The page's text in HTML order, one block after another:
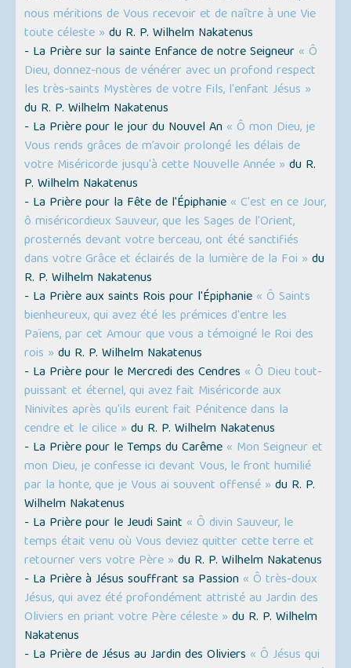
nous méritions de Vous recevoir et de naître à une Vie
toute céleste » du R. P. Wilhelm Nakatenus
- La Prière sur la sainte Enfance de notre Seigneur « Ô
Dieu, donnez-nous de vénérer avec un profond respect
les très-saints Mystères de votre Fils, l'enfant Jésus »
du R. P. Wilhelm Nakatenus
- La Prière pour le jour du Nouvel An « Ô mon Dieu, je
Vous rends grâces de m’avoir prolongé les délais de
votre Miséricorde jusqu'à cette Nouvelle Année » du R.
P. Wilhelm Nakatenus
- La Prière pour la Fête de l'Épiphanie « C'est en ce Jour,
ô miséricordieux Sauveur, que les Sages de l'Orient,
prosternés devant votre berceau, ont été sanctifiés
dans votre Grâce et éclairés de la lumière de la Foi » du
R. P. Wilhelm Nakatenus
- La Prière aux saints Rois pour l'Épiphanie « Ô Saints
bienheureux, qui avez été les prémices d'entre les
Païens, par cet Amour que vous a témoigné le Roi des
rois » du R. P. Wilhelm Nakatenus
- La Prière pour le Mercredi des Cendres « Ô Dieu tout-
puissant et éternel, qui avez fait Miséricorde aux
Ninivites après qu'ils eurent fait Pénitence dans la
cendre et le cilice » du R. P. Wilhelm Nakatenus
- La Prière pour le Temps du Carême « Mon Seigneur et
mon Dieu, je confesse ici devant Vous, le front humilié
par la honte, que je Vous ai souvent offensé » du R. P.
Wilhelm Nakatenus
- La Prière pour le Jeudi Saint « Ô divin Sauveur, le
temps était venu où Vous deviez quitter cette terre et
retourner vers votre Père » du R. P. Wilhelm Nakatenus
- La Prière à Jésus souffrant sa Passion « Ô très-doux
Jésus, qui avez été profondément attristé au Jardin des
Oliviers en priant votre Père céleste » du R. P. Wilhelm
Nakatenus
- La Prière de Jésus au Jardin des Oliviers « Ô Jésus qui